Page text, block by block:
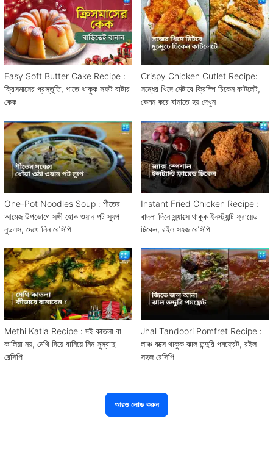
Easy Soft Butter Cake Recipe :
ক্রিসমাসের প্রস্তুতি, পাতে থাকুক সফট বাটার
কেক
Crispy Chicken Cutlet Recipe:
সন্ধের খিদে মেটাবে ক্রিস্পি চিকেন কাটলেট,
কেমন করে বানাতে হয় দেখুন
One-Pot Noodles Soup : শীতের
আমেজ উপভোগে সঙ্গী হোক ওয়ান পট স্যুপ
নুডলস, দেখে নিন রেসিপি
Instant Fried Chicken Recipe :
বাদলা দিনে স্ন্যাক্সে থাকুক ইনস্ট্যান্ট ফ্রায়েড
চিকেন, রইল সহজ রেসিপি
Methi Katla Recipe : দই কাতলা বা
কালিয়া নয়, মেথি দিয়ে বানিয়ে নিন সুস্বাদু
রেসিপি
Jhal Tandoori Pomfret Recipe :
লাঞ্চ বক্সে থাকুক ঝাল তন্দুরি পমফ্রেট, রইল
সহজ রেসিপি
আরও লোড করুন